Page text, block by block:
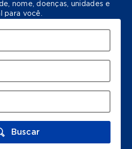
nome, doenças, unidades e
para você.
Buscar